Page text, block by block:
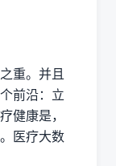
重。并且
前沿：立
健康是，
医疗大数